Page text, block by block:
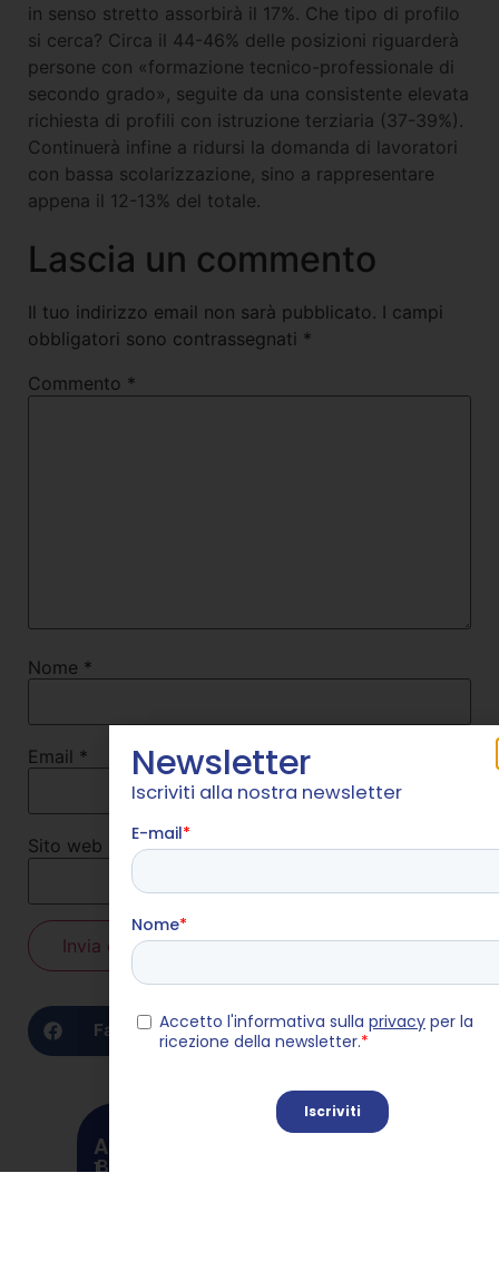
in senso stretto assorbirà il 17%. Che tipo di profilo
si cerca? Circa il 44-46% delle posizioni riguarderà
persone con «formazione tecnico-professionale di
secondo grado», seguite da una consistente elevata
richiesta di profili con istruzione terziaria (37-39%).
Continuerà infine a ridursi la domanda di lavoratori
con bassa scolarizzazione, sino a rappresentare
appena il 12-13% del totale.
Lascia un commento
Il tuo indirizzo email non sarà pubblicato. I campi
obbligatori sono contrassegnati *
Commento *
Nome *
Email *
Sito web
Facebook X LinkedIn
ARTICOLI SIMILI
1.Bonus Giovani 2026, arrivano le
Newsletter
Iscriviti alla nostra newsletter